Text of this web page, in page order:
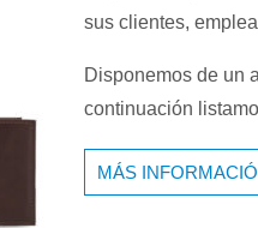
sus clientes,
Disponemos de un
continuación
MÁS